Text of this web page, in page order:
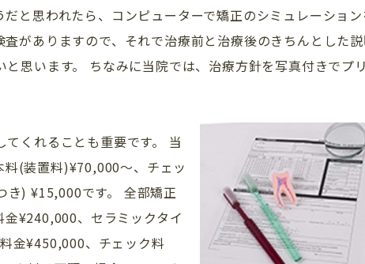
だと思われたら、コンピューターで矯正のシミュレーション
査がありますので、それで治療前と治療後のきちんとした
思います。 ちなみに当院では、治療方針を写真付きでプ
くれることも重要です。 当
(装置料)¥70,000〜、チェッ
き) ¥15,000です。 全部矯正
¥240,000、セラミックタイ
金¥450,000、チェック料